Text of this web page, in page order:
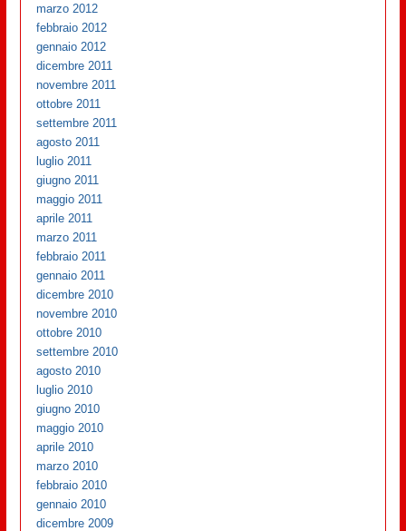
marzo 2012
febbraio 2012
gennaio 2012
dicembre 2011
novembre 2011
ottobre 2011
settembre 2011
agosto 2011
luglio 2011
giugno 2011
maggio 2011
aprile 2011
marzo 2011
febbraio 2011
gennaio 2011
dicembre 2010
novembre 2010
ottobre 2010
settembre 2010
agosto 2010
luglio 2010
giugno 2010
maggio 2010
aprile 2010
marzo 2010
febbraio 2010
gennaio 2010
dicembre 2009